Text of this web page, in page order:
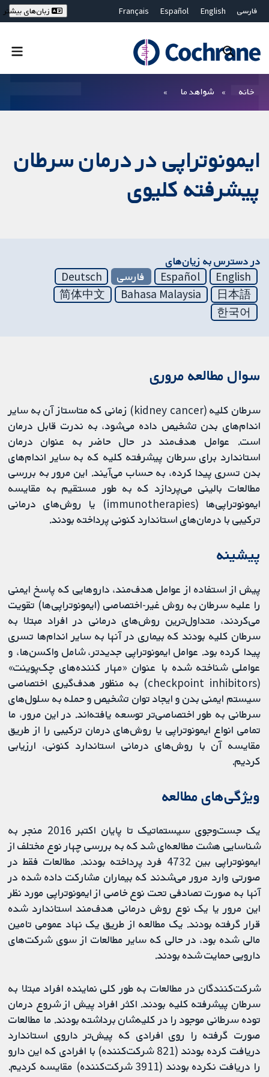
فارسی English
Español
Français
Bahasa Malaysia
ไทย
繁體中文
زبان‌های بیشتر
خانه شواهد ما
ایمونوتراپی در درمان سرطان
پیشرفته کلیوی
در دسترس به زیان‌های
English
Español فارسی
Deutsch
日本語
Bahasa Malaysia
简体中文
한국어
سوال مطالعه مروری
سرطان کلیه (kidney cancer) زمانی که متاستاز آن به سایر
اندام‌های بدن تشخیص داده می‌شود، به ندرت قابل درمان
است. عوامل هدف‌مند در حال حاضر به عنوان درمان
استاندارد برای سرطان پیشرفته کلیه که به سایر اندام‌های
بدن تسری پیدا کرده، به حساب می‌آیند. این مرور به بررسی
مطالعات بالینی‌ می‌پردازد که به طور مستقیم به مقایسه
ایمونوتراپی‌ها (immunotherapies) یا روش‌های درمانی
ترکیبی با درمان‌های استاندارد کنونی پرداخته بودند.
پیشینه
پیش از استفاده از عوامل هدف‌مند، داروهایی که پاسخ ایمنی
را علیه سرطان به روش غیر-اختصاصی (ایمونوتراپی‌ها) تقویت
می‌کردند، متداول‌ترین روش‌های درمانی در افراد مبتلا به
سرطان کلیه‌ بودند که بیماری در آنها به سایر اندام‌ها تسری
پیدا کرده بود. عوامل ایمونوتراپی جدیدتر، شامل واکسن‌ها، و
عواملی شناخته شده با عنوان «مهار کننده‌های چک‌پوینت»
(checkpoint inhibitors) به منظور هدف‌گیری اختصاصی
سیستم ایمنی بدن و ایجاد توان تشخیص و حمله به سلول‌های
سرطانی به طور اختصاصی‌تر توسعه یافته‌اند. در این مرور، ما
تمامی انواع ایمونوتراپی‌ یا روش‌های درمان ترکیبی را از طریق
مقایسه آن با روش‌های درمانی استاندارد کنونی، ارزیابی
کردیم.
ویژگی‌های مطالعه
یک جست‌وجوی سیستماتیک تا پایان اکتبر 2016 منجر به
شناسایی هشت مطالعه‌ای شد که به بررسی چهار نوع مختلف از
ایمونوتراپی بین 4732 فرد پرداخته بودند. مطالعات فقط در
صورتی وارد مرور می‌شدند که بیماران مشارکت داده شده در
آنها به صورت تصادفی تحت نوع خاصی از ایمونوتراپی مورد نظر
این مرور یا یک نوع روش درمانی هدف‌مند استاندارد شده
قرار گرفته بودند. یک مطالعه از طریق یک نهاد عمومی تامین
مالی شده بود، در حالی که سایر مطالعات از سوی شرکت‌های
دارویی حمایت شده بودند.
شرکت‌کنندگان در مطالعات به طور کلی نماینده افراد مبتلا به
سرطان پیشرفته کلیه بودند. اکثر افراد پیش از شروع درمان
توده سرطانی موجود را در کلیه‌شان برداشته بودند. ما مطالعات
صورت گرفته را روی افرادی که پیش‌تر داروی استاندارد
دریافت کرده بودند (821 شرکت‌کننده) با افرادی که این دارو
را دریافت نکرده بودند (3911 شرکت‌کننده) مقایسه کردیم.